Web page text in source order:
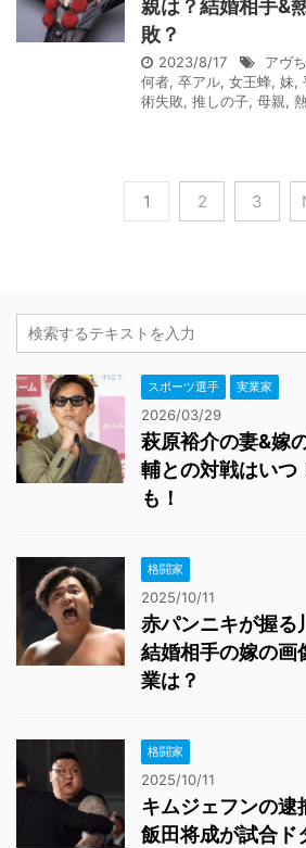
親は？結婚相手&
敗？
2023/8/17 アヴ
何者, 卒アル, 女王蜂, 妹,
術失敗, 推しの子, 母親,
1 2 3
スポーツ選手 実業家
2026/03/29
萩原裕介の妻&嫁
輔との対戦はいつ
も！
格闘家
2025/10/11
赤パンニキが握る
結婚相手の嫁の画
業は？
格闘家
2025/10/11
キムジェフンの逮
飯田将成が試合ド